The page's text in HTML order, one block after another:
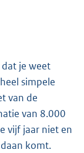
je weet
simpele
van de
van 8.000
vijf jaar niet en
komt.